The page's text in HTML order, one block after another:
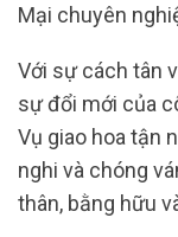
Mại chuyên
Với sự cách tân
sự đổi mới của
Vụ giao hoa tận
nghi và chóng
thân, bằng hữu